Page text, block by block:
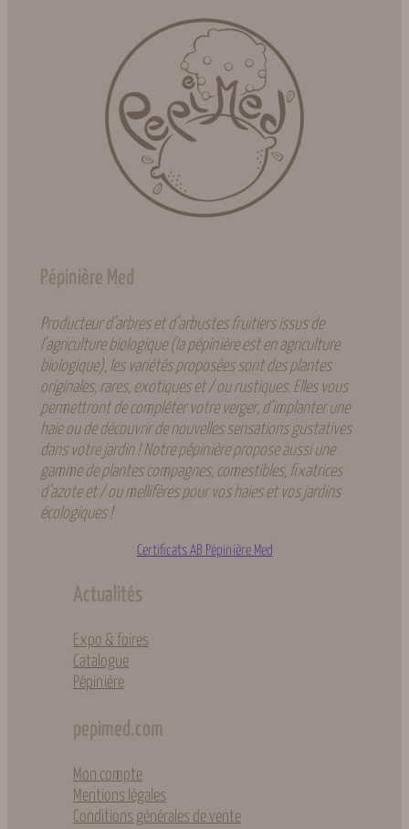
Pépinière Med
Producteur d’arbres et d’arbustes fruitiers issus de
l’agriculture biologique (la pépinière est en agriculture
biologique), les variétés proposées sont des plantes
originales, rares, exotiques et / ou rustiques. Elles vous
permettront de compléter votre verger, d’implanter une
haie ou de découvrir de nouvelles sensations gustatives
dans votre jardin ! Notre pépinière propose aussi une
gamme de plantes compagnes, comestibles, fixatrices
d’azote et / ou mellifères pour vos haies et vos jardins
écologiques !
Certificats AB Pépinière Med
Actualités
Expo & foires
Catalogue
Pépinière
pepimed.com
Mon compte
Mentions légales
Conditions générales de vente